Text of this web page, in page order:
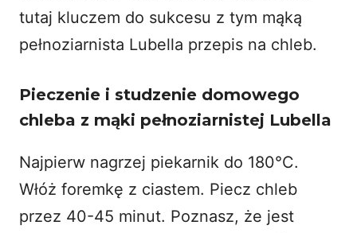
tutaj kluczem do sukcesu z tym mąką
pełnoziarnista Lubella przepis na chleb.
Pieczenie i studzenie domowego
chleba z mąki pełnoziarnistej Lubella
Najpierw nagrzej piekarnik do 180°C.
Włóż foremkę z ciastem. Piecz chleb
przez 40-45 minut. Poznasz, że jest